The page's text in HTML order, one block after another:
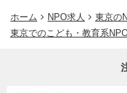
ホーム NPO求人
東京の
東京でのこども・教育系